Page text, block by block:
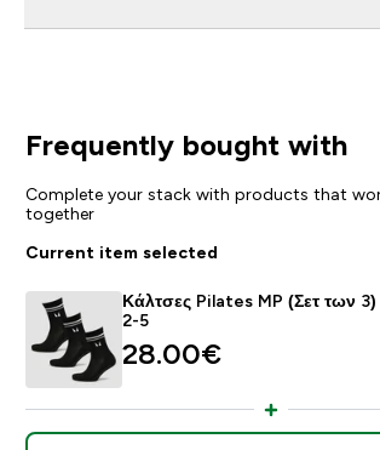
Frequently bought with
Complete your stack with products that
together
Current item selected
Κάλτσες Pilates MP (Σετ των
2-5
28.00€‎